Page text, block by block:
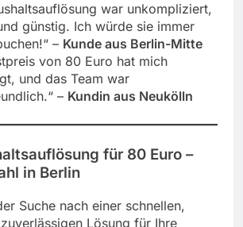
war unkompliziert,
günstig. Ich würde sie immer
– Kunde aus Berlin-Mitte
von 80 Euro hat mich
und das Team war
– Kundin aus Neukölln
für 80 Euro –
in Berlin
Suche nach einer schnellen,
Lösung für Ihre